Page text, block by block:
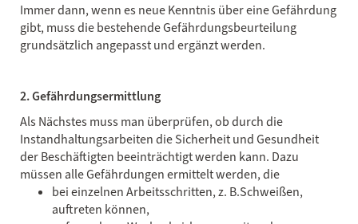
Immer dann, wenn es neue Kenntnis über eine Gefährdung
gibt, muss die bestehende Gefährdungsbeurteilung
grundsätzlich angepasst und ergänzt werden.
2. Gefährdungsermittlung
Als Nächstes muss man überprüfen, ob durch die
Instandhaltungsarbeiten die Sicherheit und Gesundheit
der Beschäftigten beeinträchtigt werden kann. Dazu
müssen alle Gefährdungen ermittelt werden, die
bei einzelnen Arbeitsschritten, z. B.Schweißen,
auftreten können,